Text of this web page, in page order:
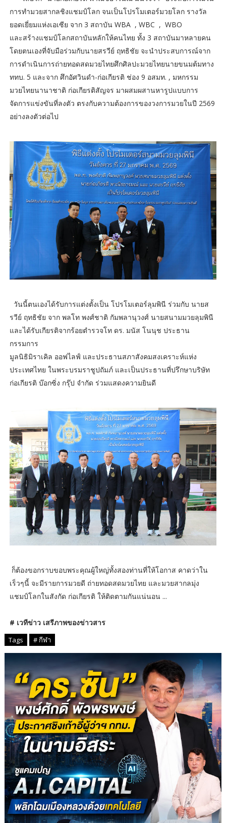
การทำมวยสากลชิงแชมป์โลก จนเป็นโปรโมเตอร์มวยโลก รางวัล
ยอดเยี่ยมแห่งเอเซีย จาก 3 สถาบัน WBA , WBC , WBO
และสร้างแชมป์โลกสถาบันหลักให้คนไทย ทั้ง 3 สถาบันมาหลายคน
โดยตนเองที่จับมือร่วมกับนายสรวีย์ ฤทธิชัย จะนำประสบการณ์จาก
การดำเนินการถ่ายทอดสดมวยไทยศึกศิลปะมวยไทยนายขนมต้มทาง
ททบ. 5 และจาก ศึกอัศวินดำ-ก่อเกียรติ ช่อง 9 อสมท. , มหกรรม
มวยไทยนานาชาติ ก่อเกียรติสัญจร มาผสมผสานหารูปแบบการ
จัดการแข่งขันที่ลงตัว ตรงกับความต้องการของวงการมวยในปี 2569
อย่างลงตัวต่อไป
วันนี้ตนเองได้รับการแต่งตั้งเป็น โปรโมเตอร์ลุมพินี ร่วมกับ นายส
รวีย์ ฤทธิชัย จาก พลโท พงศ์ชาติ กัมพลานุวงศ์ นายสนามมวยลุมพินี
และได้รับเกียรติจากร้อยตำรวจโท ดร. มนัส โนนุช ประธาน
กรรมการ
มูลนิธิมิราเคิล ออฟไลฟ์ และประธานสภาสังคมสงเคราะห์แห่ง
ประเทศไทย ในพระบรมราชูปถัมภ์ และเป็นประธานที่ปรึกษาบริษัท
ก่อเกียรติ บ๊อกซิ่ง กรุ๊ป จำกัด ร่วมแสดงความยินดี
ก็ต้องขอกราบขอบพระคุณผู้ใหญ่ทั้งสองท่านที่ให้โอกาส คาดว่าใน
เร็วๆนี้ จะมีรายการมวยดี ถ่ายทอดสดมวยไทย และมวยสากลมุ่ง
แชมป์โลกในสังกัด ก่อเกียรติ ให้ติดตามกันแน่นอน ...
# เวทีข่าว เสรีภาพของข่าวสาร
Tags # กีฬา